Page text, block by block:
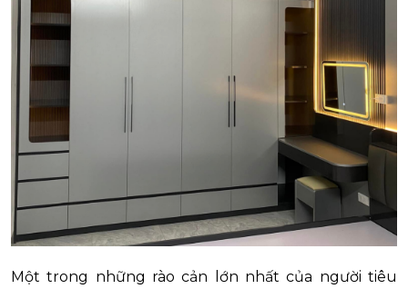
Một trong những rào cản lớn nhất của người tiêu